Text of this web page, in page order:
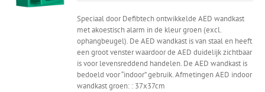
Speciaal door Defibtech ontwikkelde AED wandkast
met akoestisch alarm in de kleur groen (excl.
ophangbeugel). De AED wandkast is van staal en heeft
een groot venster waardoor de AED duidelijk zichtbaar
is voor levensreddend handelen. De AED wandkast is
bedoeld voor “indoor” gebruik. Afmetingen AED indoor
wandkast groen: : 37x37cm